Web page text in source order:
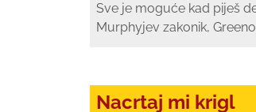
Sve je moguće kad piješ
Murphyjev zakonik,
Nacrtaj mi krigl